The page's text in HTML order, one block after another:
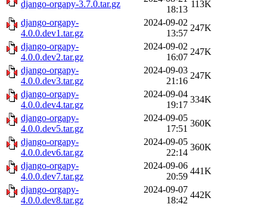
django-orgapy-3.7.0.tar.gz
18:13
113K
django-orgapy-
4.0.0.dev1.tar.gz
2024-09-02
13:57
247K
django-orgapy-
4.0.0.dev2.tar.gz
2024-09-02
16:07
247K
django-orgapy-
4.0.0.dev3.tar.gz
2024-09-03
21:16
247K
django-orgapy-
4.0.0.dev4.tar.gz
2024-09-04
19:17
334K
django-orgapy-
4.0.0.dev5.tar.gz
2024-09-05
17:51
360K
django-orgapy-
4.0.0.dev6.tar.gz
2024-09-05
22:14
360K
django-orgapy-
4.0.0.dev7.tar.gz
2024-09-06
20:59
441K
django-orgapy-
4.0.0.dev8.tar.gz
2024-09-07
18:42
442K